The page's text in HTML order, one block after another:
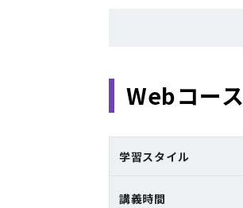
Webコース
学習スタイル
講義時間